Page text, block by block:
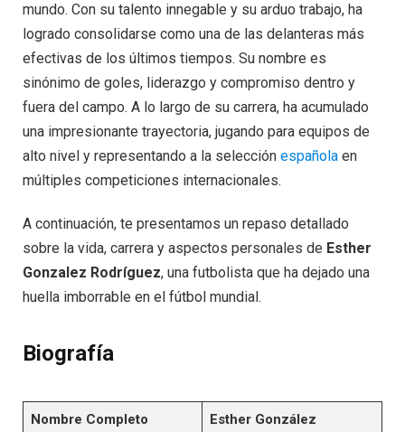
mundo. Con su talento innegable y su arduo trabajo, ha
logrado consolidarse como una de las delanteras más
efectivas de los últimos tiempos. Su nombre es
sinónimo de goles, liderazgo y compromiso dentro y
fuera del campo. A lo largo de su carrera, ha acumulado
una impresionante trayectoria, jugando para equipos de
alto nivel y representando a la selección española en
múltiples competiciones internacionales.
A continuación, te presentamos un repaso detallado
sobre la vida, carrera y aspectos personales de Esther
Gonzalez Rodríguez, una futbolista que ha dejado una
huella imborrable en el fútbol mundial.
Biografía
Nombre Completo
Esther González